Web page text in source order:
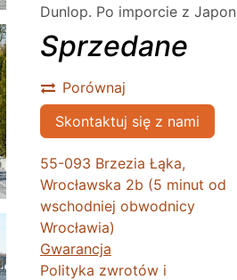
Dunlop. Po imporcie z
Sprzedane
Porównaj
Skontaktuj się z nami
55-093 Brzezia Łąka,
Wrocławska 2b (5 minut od
wschodniej obwodnicy
Wrocławia)
Gwarancja
Polityka zwrotów i